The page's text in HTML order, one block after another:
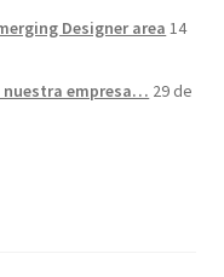
Designer area 14
nuestra empresa… 29 de